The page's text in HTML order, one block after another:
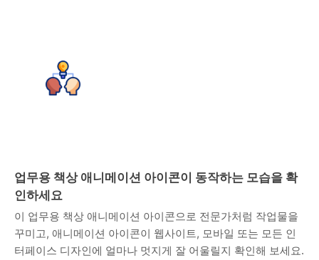
업무용 책상 애니메이션 아이콘이 동작하는 모습을 확
인하세요
이 업무용 책상 애니메이션 아이콘으로 전문가처럼 작업물을
꾸미고, 애니메이션 아이콘이 웹사이트, 모바일 또는 모든 인
터페이스 디자인에 얼마나 멋지게 잘 어울릴지 확인해 보세요.